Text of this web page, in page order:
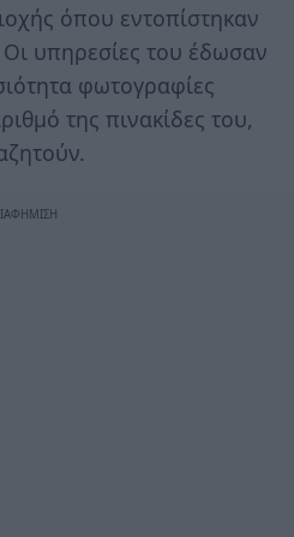
όπου εντοπίστηκαν
υπηρεσίες του έδωσαν
φωτογραφίες
της πινακίδες του,